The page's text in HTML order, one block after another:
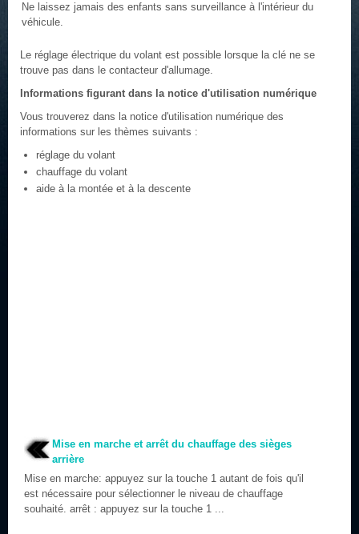
Ne laissez jamais des enfants sans surveillance à l'intérieur du
véhicule.
Le réglage électrique du volant est possible lorsque la clé ne se
trouve pas dans le contacteur d'allumage.
Informations figurant dans la notice d'utilisation numérique
Vous trouverez dans la notice d'utilisation numérique des
informations sur les thèmes suivants :
réglage du volant
chauffage du volant
aide à la montée et à la descente
Mise en marche et arrêt du chauffage des sièges
arrière
Mise en marche: appuyez sur la touche 1 autant de fois qu'il
est nécessaire pour sélectionner le niveau de chauffage
souhaité. arrêt : appuyez sur la touche 1 ...